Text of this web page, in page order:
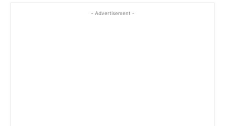
- Advertisement -